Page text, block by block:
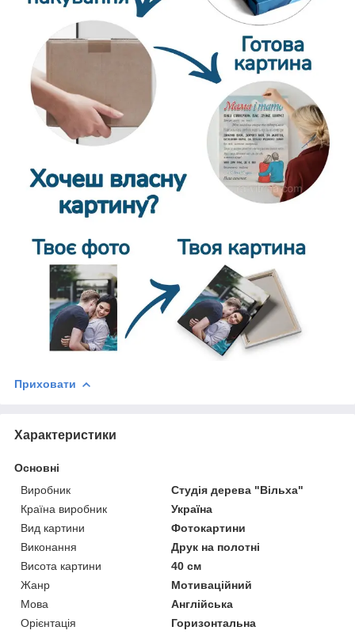
Приховати
Характеристики
Основні
Виробник
Студія дерева "Вільха"
Країна виробник
Україна
Вид картини
Фотокартини
Виконання
Друк на полотні
Висота картини
40 см
Жанр
Мотиваційний
Мова
Англійська
Орієнтація
Горизонтальна